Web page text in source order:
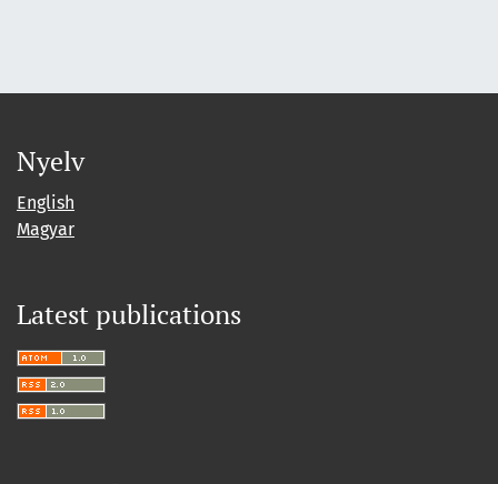
Nyelv
English
Magyar
Latest publications